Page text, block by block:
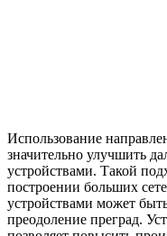
Использование
значительно улучшить
устройствами. Такой
построении больших
устройствами может
преодоление преград.